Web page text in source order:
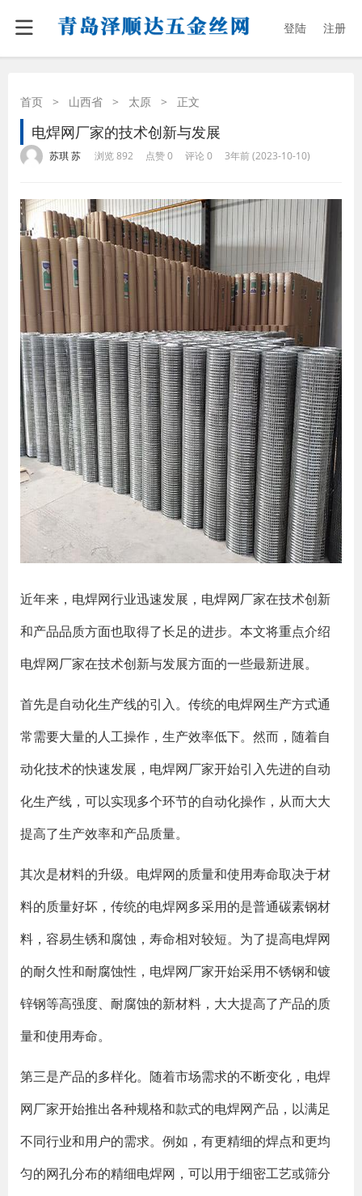
登陆 注册
首页 > 山西省 > 太原 > 正文
电焊网厂家的技术创新与发展
苏琪 苏 浏览 892 点赞 0 评论 0 3年前 (2023-10-10)
近年来，电焊网行业迅速发展，电焊网厂家在技术创新
和产品品质方面也取得了长足的进步。本文将重点介绍
电焊网厂家在技术创新与发展方面的一些最新进展。
首先是自动化生产线的引入。传统的电焊网生产方式通
常需要大量的人工操作，生产效率低下。然而，随着自
动化技术的快速发展，电焊网厂家开始引入先进的自动
化生产线，可以实现多个环节的自动化操作，从而大大
提高了生产效率和产品质量。
其次是材料的升级。电焊网的质量和使用寿命取决于材
料的质量好坏，传统的电焊网多采用的是普通碳素钢材
料，容易生锈和腐蚀，寿命相对较短。为了提高电焊网
的耐久性和耐腐蚀性，电焊网厂家开始采用不锈钢和镀
锌钢等高强度、耐腐蚀的新材料，大大提高了产品的质
量和使用寿命。
第三是产品的多样化。随着市场需求的不断变化，电焊
网厂家开始推出各种规格和款式的电焊网产品，以满足
不同行业和用户的需求。例如，有更精细的焊点和更均
匀的网孔分布的精细电焊网，可以用于细密工艺或筛分